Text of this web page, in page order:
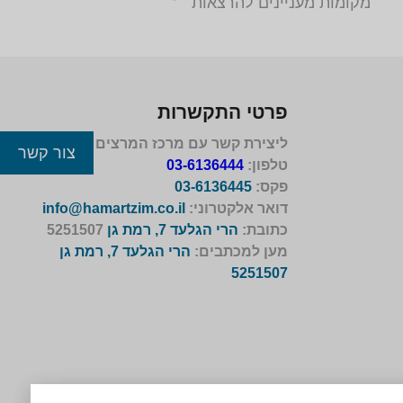
פרטי התקשרות
ליצירת קשר עם מרכז המרצים לישראל
טלפון:03-6136444
פקס:03-6136445
דואר אלקטרוני: info@hamartzim.co.il
כתובת: הרי הגלעד 7, רמת גן
מען למכתבים:
הרי הגלעד 7, רמת גן
5251507
צור קשר